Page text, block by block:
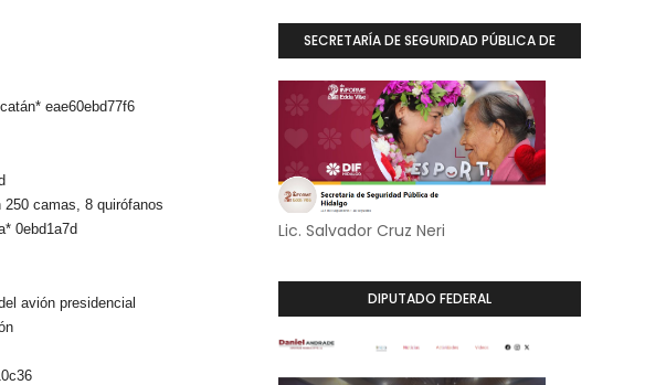
eae60ebd77f6
camas, 8 quirófanos
0ebd1a7d
avión presidencial
SECRETARÍA DE SEGURIDAD PÚBLICA DE
Lic. Salvador Cruz Neri
DIPUTADO FEDERAL